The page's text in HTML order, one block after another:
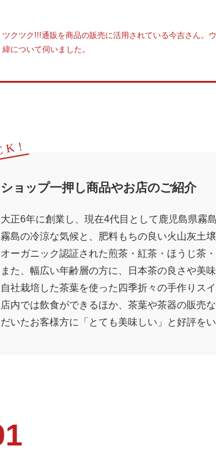
ツクツク!!!通販を商品の販売に活用されている今吉さん。
緯について伺いました。
ショップ一押し商品やお店のご紹介
大正6年に創業し、現在4代目として鹿児島県霧
霧島の冷涼な気候と、肥料もちの良い火山灰土
オーガニック認証された煎茶・紅茶・ほうじ茶
また、幅広い年齢層の方に、日本茶の良さや美
自社栽培した茶葉を使った四季折々の手作りス
店内では飲食ができるほか、茶葉や茶器の販売
だいたお客様方に「とても美味しい」と好評をい